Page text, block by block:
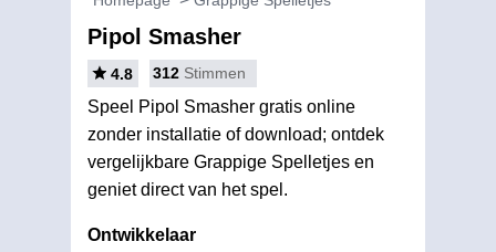
Pipol Smasher
4.8 312 Stimmen
Speel Pipol Smasher gratis online
zonder installatie of download; ontdek
vergelijkbare Grappige Spelletjes en
geniet direct van het spel.
Ontwikkelaar